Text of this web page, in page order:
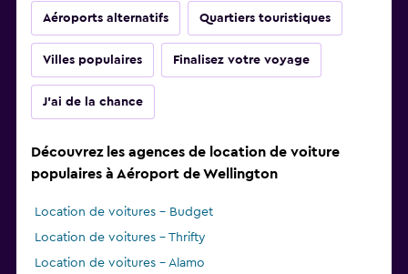
Aéroports alternatifs Quartiers touristiques
Villes populaires Finalisez votre voyage
J'ai de la chance
Découvrez les agences de location de voiture
populaires à Aéroport de Wellington
Location de voitures - Budget
Location de voitures - Thrifty
Location de voitures - Alamo